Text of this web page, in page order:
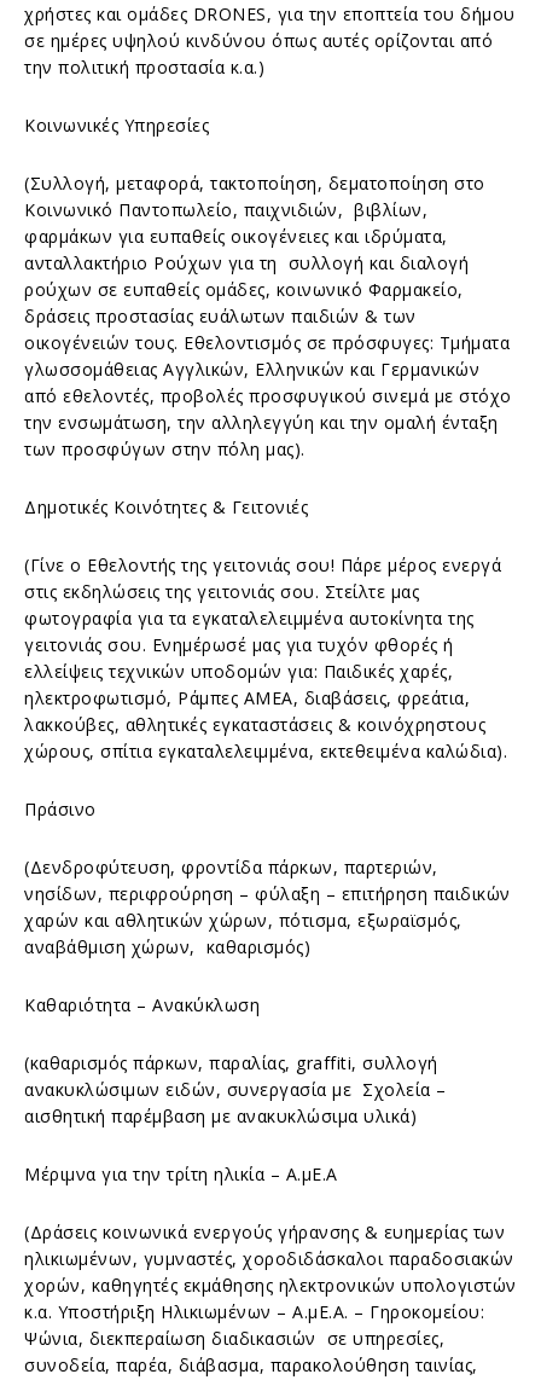
χρήστες και ομάδες DRONES, για την εποπτεία του δήμου
σε ημέρες υψηλού κινδύνου όπως αυτές ορίζονται από
την πολιτική προστασία κ.α.)
Κοινωνικές Υπηρεσίες
(Συλλογή, μεταφορά, τακτοποίηση, δεματοποίηση στο
Κοινωνικό Παντοπωλείο, παιχνιδιών, βιβλίων,
φαρμάκων για ευπαθείς οικογένειες και ιδρύματα,
ανταλλακτήριο Ρούχων για τη συλλογή και διαλογή
ρούχων σε ευπαθείς ομάδες, κοινωνικό Φαρμακείο,
δράσεις προστασίας ευάλωτων παιδιών & των
οικογένειών τους. Εθελοντισμός σε πρόσφυγες: Τμήματα
γλωσσομάθειας Αγγλικών, Ελληνικών και Γερμανικών
από εθελοντές, προβολές προσφυγικού σινεμά με στόχο
την ενσωμάτωση, την αλληλεγγύη και την ομαλή ένταξη
των προσφύγων στην πόλη μας).
Δημοτικές Κοινότητες & Γειτονιές
(Γίνε ο Εθελοντής της γειτονιάς σου! Πάρε μέρος ενεργά
στις εκδηλώσεις της γειτονιάς σου. Στείλτε μας
φωτογραφία για τα εγκαταλελειμμένα αυτοκίνητα της
γειτονιάς σου. Ενημέρωσέ μας για τυχόν φθορές ή
ελλείψεις τεχνικών υποδομών για: Παιδικές χαρές,
ηλεκτροφωτισμό, Ράμπες ΑΜΕΑ, διαβάσεις, φρεάτια,
λακκούβες, αθλητικές εγκαταστάσεις & κοινόχρηστους
χώρους, σπίτια εγκαταλελειμμένα, εκτεθειμένα καλώδια).
Πράσινο
(Δενδροφύτευση, φροντίδα πάρκων, παρτεριών,
νησίδων, περιφρούρηση – φύλαξη – επιτήρηση παιδικών
χαρών και αθλητικών χώρων, πότισμα, εξωραϊσμός,
αναβάθμιση χώρων, καθαρισμός)
Καθαριότητα – Ανακύκλωση
(καθαρισμός πάρκων, παραλίας, graffiti, συλλογή
ανακυκλώσιμων ειδών, συνεργασία με Σχολεία –
αισθητική παρέμβαση με ανακυκλώσιμα υλικά)
Μέριμνα για την τρίτη ηλικία – Α.μΕ.Α
(Δράσεις κοινωνικά ενεργούς γήρανσης & ευημερίας των
ηλικιωμένων, γυμναστές, χοροδιδάσκαλοι παραδοσιακών
χορών, καθηγητές εκμάθησης ηλεκτρονικών υπολογιστών
κ.α. Υποστήριξη Ηλικιωμένων – Α.μΕ.Α. – Γηροκομείου:
Ψώνια, διεκπεραίωση διαδικασιών σε υπηρεσίες,
συνοδεία, παρέα, διάβασμα, παρακολούθηση ταινίας,